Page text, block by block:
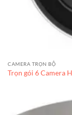
CAMERA TRỌN BỘ
Trọn gói 6 Camera